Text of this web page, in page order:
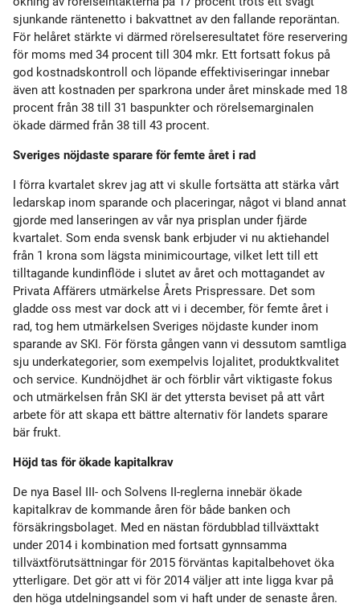
sjunkande räntenetto i bakvattnet av den fallande reporäntan.
För helåret stärkte vi därmed rörelseresultatet före reservering
för moms med 34 procent till 304 mkr. Ett fortsatt fokus på
god kostnadskontroll och löpande effektiviseringar innebar
även att kostnaden per sparkrona under året minskade med 18
procent från 38 till 31 baspunkter och rörelsemarginalen
ökade därmed från 38 till 43 procent.
Sveriges nöjdaste sparare för femte året i rad
I förra kvartalet skrev jag att vi skulle fortsätta att stärka vårt
ledarskap inom sparande och placeringar, något vi bland annat
gjorde med lanseringen av vår nya prisplan under fjärde
kvartalet. Som enda svensk bank erbjuder vi nu aktiehandel
från 1 krona som lägsta minimicourtage, vilket lett till ett
tilltagande kundinflöde i slutet av året och mottagandet av
Privata Affärers utmärkelse Årets Prispressare. Det som
gladde oss mest var dock att vi i december, för femte året i
rad, tog hem utmärkelsen Sveriges nöjdaste kunder inom
sparande av SKI. För första gången vann vi dessutom samtliga
sju underkategorier, som exempelvis lojalitet, produktkvalitet
och service. Kundnöjdhet är och förblir vårt viktigaste fokus
och utmärkelsen från SKI är det yttersta beviset på att vårt
arbete för att skapa ett bättre alternativ för landets sparare
bär frukt.
Höjd tas för ökade kapitalkrav
De nya Basel III- och Solvens II-reglerna innebär ökade
kapitalkrav de kommande åren för både banken och
försäkringsbolaget. Med en nästan fördubblad tillväxttakt
under 2014 i kombination med fortsatt gynnsamma
tillväxtförutsättningar för 2015 förväntas kapitalbehovet öka
ytterligare. Det gör att vi för 2014 väljer att inte ligga kvar på
den höga utdelningsandel som vi haft under de senaste åren.